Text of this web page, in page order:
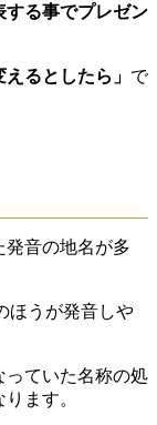
する事でプレゼン
るとしたら」 で
発音の地名が多
ほうが発音しや
っていた名称の処
ます。